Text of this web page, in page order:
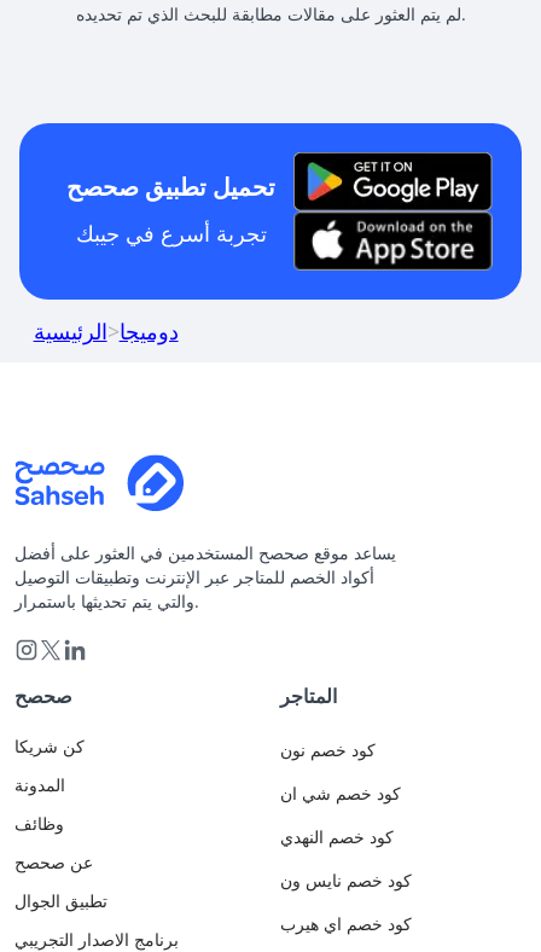
لم يتم العثور على مقالات مطابقة للبحث الذي تم تحديده.
تحميل تطبيق صحصح
تجربة أسرع في جيبك
الرئيسية>دوميجا
يساعد موقع صحصح المستخدمين في العثور على أفضل
أكواد الخصم للمتاجر عبر الإنترنت وتطبيقات التوصيل
والتي يتم تحديثها باستمرار.
صحصح
كن شريكا
المدونة
وظائف
عن صحصح
تطبيق الجوال
برنامج الاصدار التجريبي
المتاجر
كود خصم نون
كود خصم شي ان
كود خصم النهدي
كود خصم نايس ون
كود خصم اي هيرب